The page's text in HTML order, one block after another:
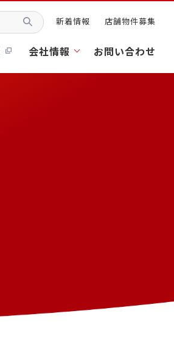
会社情報 お問い合わせ
新着情報 店舗物件募集